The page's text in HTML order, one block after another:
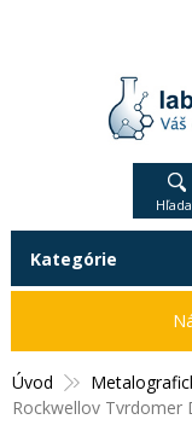
Úvod
Rockwellov Tvrdomer
Kategórie